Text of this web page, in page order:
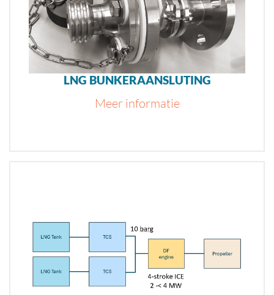
LNG BUNKERAANSLUTING
Meer informatie